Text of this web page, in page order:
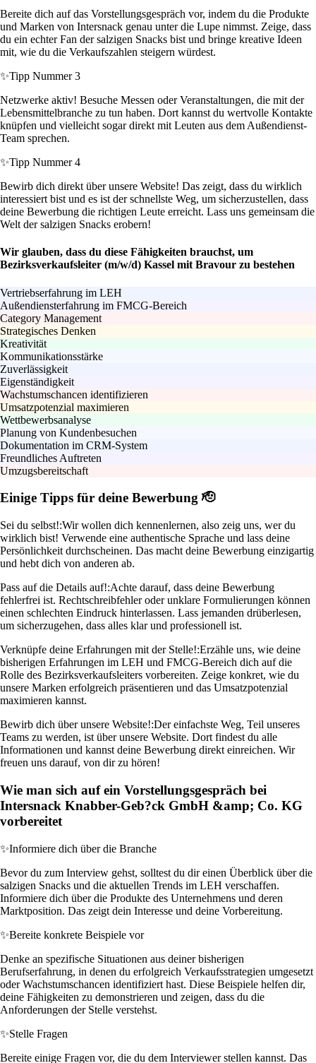
Bereite dich auf das Vorstellungsgespräch vor, indem du die Produkte
und Marken von Intersnack genau unter die Lupe nimmst. Zeige, dass
du ein echter Fan der salzigen Snacks bist und bringe kreative Ideen
mit, wie du die Verkaufszahlen steigern würdest.
✨Tipp Nummer 3
Netzwerke aktiv! Besuche Messen oder Veranstaltungen, die mit der
Lebensmittelbranche zu tun haben. Dort kannst du wertvolle Kontakte
knüpfen und vielleicht sogar direkt mit Leuten aus dem Außendienst-
Team sprechen.
✨Tipp Nummer 4
Bewirb dich direkt über unsere Website! Das zeigt, dass du wirklich
interessiert bist und es ist der schnellste Weg, um sicherzustellen, dass
deine Bewerbung die richtigen Leute erreicht. Lass uns gemeinsam die
Welt der salzigen Snacks erobern!
Wir glauben, dass du diese Fähigkeiten brauchst, um
Bezirksverkaufsleiter (m/w/d) Kassel mit Bravour zu bestehen
Vertriebserfahrung im LEH
Außendiensterfahrung im FMCG-Bereich
Category Management
Strategisches Denken
Kreativität
Kommunikationsstärke
Zuverlässigkeit
Eigenständigkeit
Wachstumschancen identifizieren
Umsatzpotenzial maximieren
Wettbewerbsanalyse
Planung von Kundenbesuchen
Dokumentation im CRM-System
Freundliches Auftreten
Umzugsbereitschaft
Einige Tipps für deine Bewerbung 🫡
Sei du selbst!:Wir wollen dich kennenlernen, also zeig uns, wer du
wirklich bist! Verwende eine authentische Sprache und lass deine
Persönlichkeit durchscheinen. Das macht deine Bewerbung einzigartig
und hebt dich von anderen ab.
Pass auf die Details auf!:Achte darauf, dass deine Bewerbung
fehlerfrei ist. Rechtschreibfehler oder unklare Formulierungen können
einen schlechten Eindruck hinterlassen. Lass jemanden drüberlesen,
um sicherzugehen, dass alles klar und professionell ist.
Verknüpfe deine Erfahrungen mit der Stelle!:Erzähle uns, wie deine
bisherigen Erfahrungen im LEH und FMCG-Bereich dich auf die
Rolle des Bezirksverkaufsleiters vorbereiten. Zeige konkret, wie du
unsere Marken erfolgreich präsentieren und das Umsatzpotenzial
maximieren kannst.
Bewirb dich über unsere Website!:Der einfachste Weg, Teil unseres
Teams zu werden, ist über unsere Website. Dort findest du alle
Informationen und kannst deine Bewerbung direkt einreichen. Wir
freuen uns darauf, von dir zu hören!
Wie man sich auf ein Vorstellungsgespräch bei
Intersnack Knabber-Geb?ck GmbH &amp; Co. KG
vorbereitet
✨Informiere dich über die Branche
Bevor du zum Interview gehst, solltest du dir einen Überblick über die
salzigen Snacks und die aktuellen Trends im LEH verschaffen.
Informiere dich über die Produkte des Unternehmens und deren
Marktposition. Das zeigt dein Interesse und deine Vorbereitung.
✨Bereite konkrete Beispiele vor
Denke an spezifische Situationen aus deiner bisherigen
Berufserfahrung, in denen du erfolgreich Verkaufsstrategien umgesetzt
oder Wachstumschancen identifiziert hast. Diese Beispiele helfen dir,
deine Fähigkeiten zu demonstrieren und zeigen, dass du die
Anforderungen der Stelle verstehst.
✨Stelle Fragen
Bereite einige Fragen vor, die du dem Interviewer stellen kannst. Das